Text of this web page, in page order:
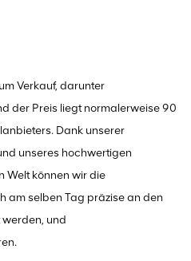
Verkauf, darunter
der Preis liegt normalerweise 90
Dank unserer
unseres hochwertigen
Welt können wir die
am selben Tag präzise an den
werden, und